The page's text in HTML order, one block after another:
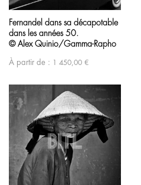
Fernandel dans sa décapotable
dans les années 50.
© Alex Quinio/Gamma-Rapho
À partir de : 1 450,00 €